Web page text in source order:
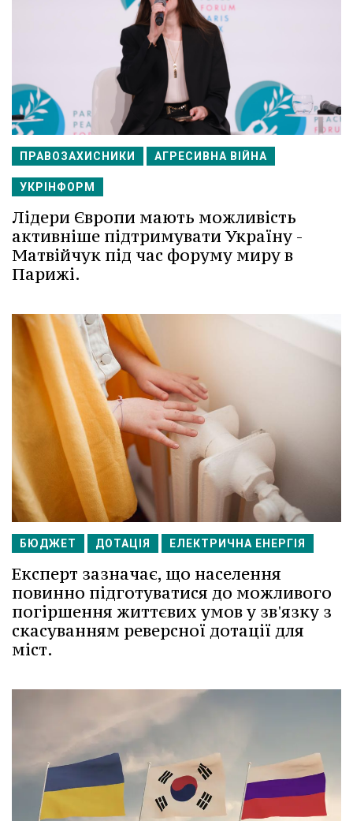
ПРАВОЗАХИСНИКИ АГРЕСИВНА ВІЙНА
УКРІНФОРМ
Лідери Європи мають можливість
активніше підтримувати Україну -
Матвійчук під час форуму миру в
Парижі.
БЮДЖЕТ ДОТАЦІЯ ЕЛЕКТРИЧНА ЕНЕРГІЯ
Експерт зазначає, що населення
повинно підготуватися до можливого
погіршення життєвих умов у зв'язку з
скасуванням реверсної дотації для
міст.